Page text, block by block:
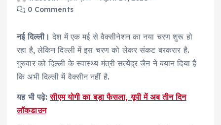
0 Comments
नई दिल्ली। देश में एक मई से वैक्सीनेशन का नया चरण शुरू हो
रहा है, लेकिन दिल्ली में इस चरण को लेकर संकट बरकरार है.
गुरुवार को दिल्ली के स्वास्थ्य मंत्री सत्येंद्र जैन ने बयान दिया है
कि अभी दिल्ली में वैक्सीन नहीं है.
यह भी पढ़े:सीएम योगी का बड़ा फैसला, यूपी में अब तीन दिन
लॉकडाउन